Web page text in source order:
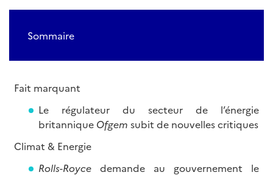
Sommaire
Fait marquant
Le régulateur du secteur de l’énergie
britannique Ofgem subit de nouvelles critiques
Climat & Energie
Rolls-Royce demande au gouvernement le